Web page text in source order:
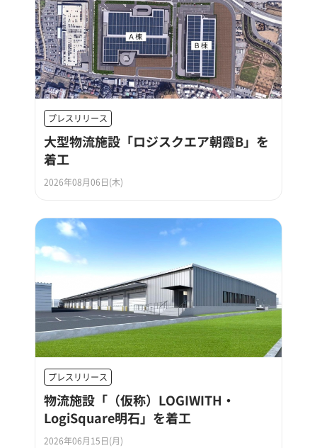
プレスリリース
大型物流施設「ロジスクエア朝霞B」を
着工
2026年08月06日(木)
プレスリリース
物流施設「（仮称）LOGIWITH・
LogiSquare明石」を着工
2026年06月15日(月)